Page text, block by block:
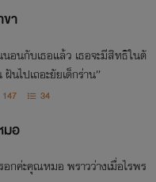
า
อนกับเธอแล้ว เธอจะมีสิทธิในตั
นไปเถอะยัยเด็กร่าน”
147 34
อ
กค่ะคุณหมอ พราวว่างเมื่อไรพร